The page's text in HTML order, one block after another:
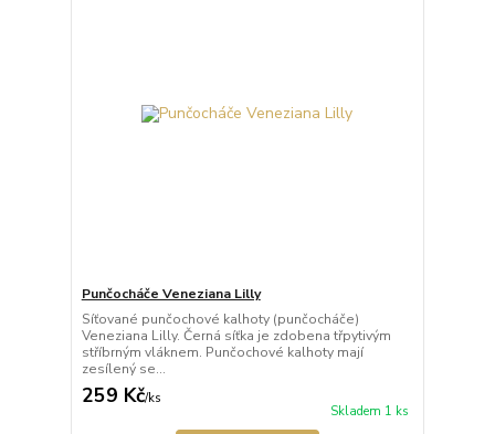
Punčocháče Veneziana Lilly
Síťované punčochové kalhoty (punčocháče)
Veneziana Lilly. Černá síťka je zdobena třpytivým
stříbrným vláknem. Punčochové kalhoty mají
zesílený se...
259 Kč/ks
Skladem 1 ks